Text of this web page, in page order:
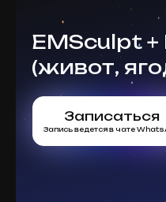
EMSculpt +
(живот,
Записаться
Запись ведется в чате